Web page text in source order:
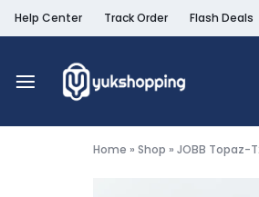
Help Center Track Order Flash Deals
OnlineHome » Shop » JOBB Topaz-